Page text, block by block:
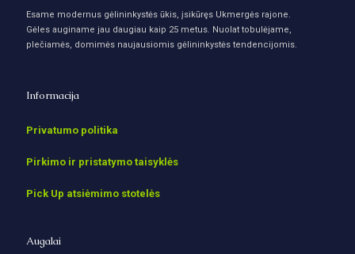
Esame modernus gėlininkystės ūkis, įsikūręs Ukmergės rajone.
Gėles auginame jau daugiau kaip 25 metus. Nuolat tobulėjame,
plečiamės, domimės naujausiomis gėlininkystės tendencijomis.
Informacija
Privatumo politika
Pirkimo ir pristatymo taisyklės
Pick Up atsiėmimo stotelės
Augalai